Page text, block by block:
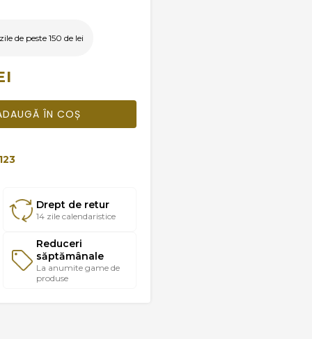
de peste 150 de lei
ÎN COȘ
Drept de retur
14 zile calendaristice
Reduceri
săptămânale
La anumite game de
produse